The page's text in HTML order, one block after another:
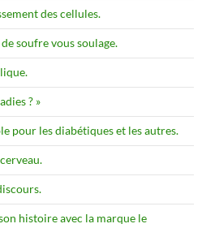
des cellules.
soufre vous soulage.
? »
pour les diabétiques et les autres.
histoire avec la marque le